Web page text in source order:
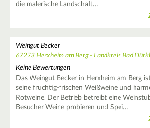
die malerische Landschaft…
Weingut Becker
67273 Herxheim am Berg - Landkreis Bad
Keine Bewertungen
Das Weingut Becker in Herxheim am Berg
seine fruchtig-frischen Weißweine und
Rotweine. Der Betrieb betreibt eine
Besucher Weine probieren und Spei…